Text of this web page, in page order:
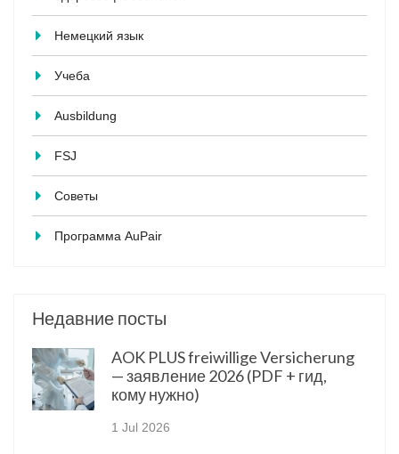
Немецкий язык
Учеба
Ausbildung
FSJ
Советы
Программа AuPair
Недавние посты
AOK PLUS freiwillige Versicherung
— заявление 2026 (PDF + гид,
кому нужно)
1 Jul 2026